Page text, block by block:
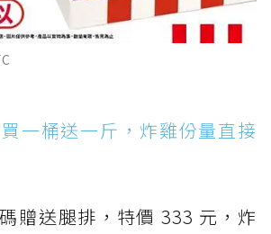
一桶送一斤，炸雞份量直接
贈送腿排，特價 333 元，炸